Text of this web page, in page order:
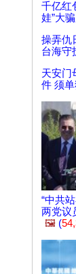
千亿红
娃”大
操弄仇
台海守
天安门
件 须
“中共
两党议
🖼️ (